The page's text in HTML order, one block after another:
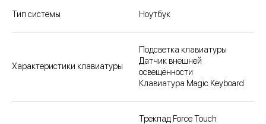
Тип системы Ноутбук
Характеристики клавиатуры
Подсветка клавиатуры
Датчик внешней
освещённости
Клавиатура Magic Keyboard
Трекпад Force Touch